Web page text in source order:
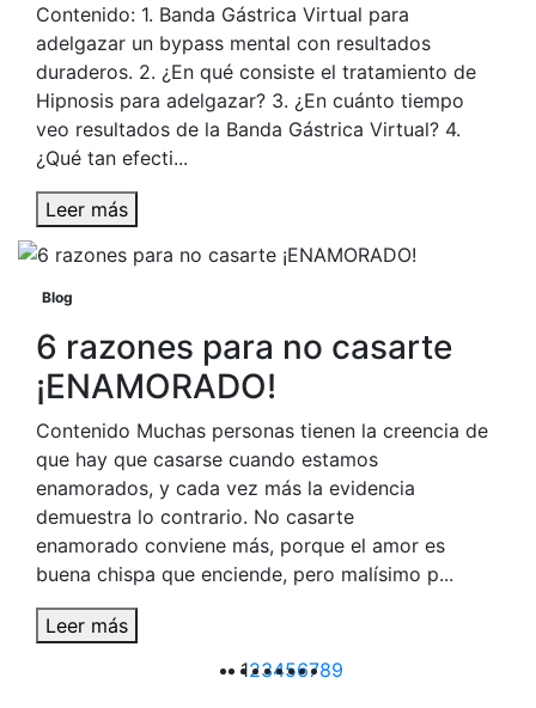
Contenido: 1. Banda Gástrica Virtual para
adelgazar un bypass mental con resultados
duraderos. 2. ¿En qué consiste el tratamiento de
Hipnosis para adelgazar? 3. ¿En cuánto tiempo
veo resultados de la Banda Gástrica Virtual? 4.
¿Qué tan efecti...
Leer más
Blog
6 razones para no casarte
¡ENAMORADO!
Contenido Muchas personas tienen la creencia de
que hay que casarse cuando estamos
enamorados, y cada vez más la evidencia
demuestra lo contrario. No casarte
enamorado conviene más, porque el amor es
buena chispa que enciende, pero malísimo p...
Leer más
123456789